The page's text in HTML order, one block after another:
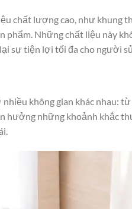
chất lượng cao, như khung
phẩm. Những chất liệu này
sự tiện lợi tối đa cho người
không gian khác nhau:
hưởng những khoảnh khắc